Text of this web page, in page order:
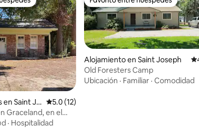
preferido
en Saint Jo Calificación promedio: 5.0 de 5, 12 reseñas
5.0 (12)
Graceland, en el
· Hospitalidad
Favorito entre huéspedes
Alojamiento en Saint Joseph
Old Foresters Camp
Ubicación · Familiar · Comodidad